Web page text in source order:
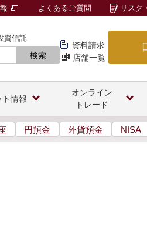
資信託
検索
資料請求
店舗一覧
よくあるご質問 リスク
ト情報
オンライン
トレード
円預金 外貨預金 NISA